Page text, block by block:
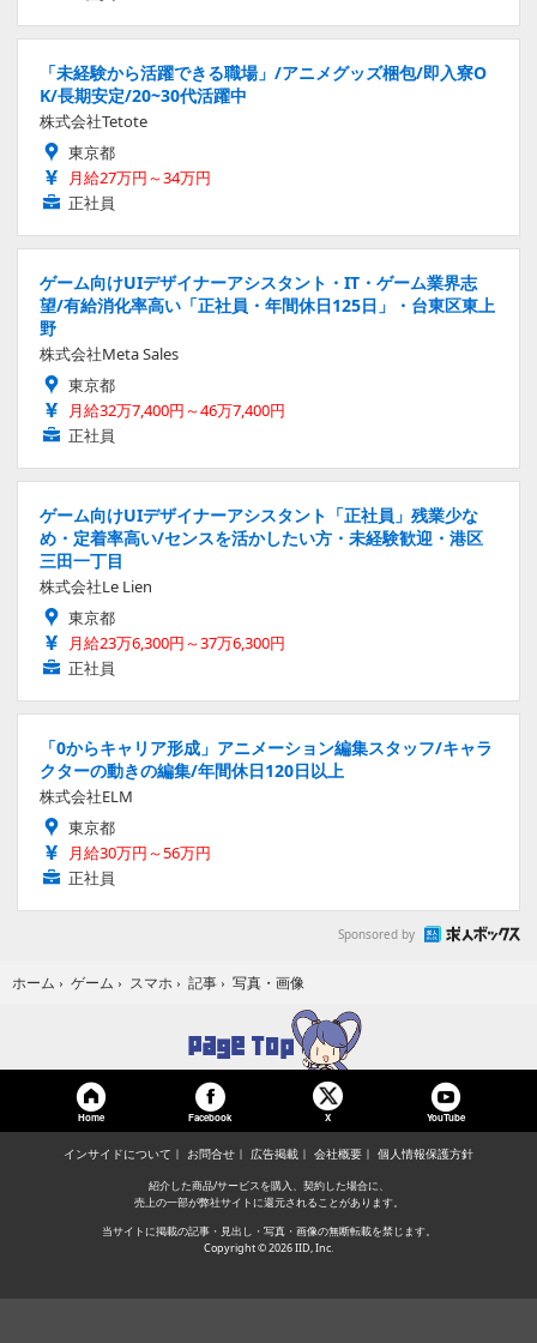
「未経験から活躍できる職場」/アニメグッズ梱包/即入寮O
K/長期安定/20~30代活躍中
株式会社Tetote
東京都
月給27万円～34万円
正社員
ゲーム向けUIデザイナーアシスタント・IT・ゲーム業界志
望/有給消化率高い「正社員・年間休日125日」・台東区東上
野
株式会社Meta Sales
東京都
月給32万7,400円～46万7,400円
正社員
ゲーム向けUIデザイナーアシスタント「正社員」残業少な
め・定着率高い/センスを活かしたい方・未経験歓迎・港区
三田一丁目
株式会社Le Lien
東京都
月給23万6,300円～37万6,300円
正社員
「0からキャリア形成」アニメーション編集スタッフ/キャラ
クターの動きの編集/年間休日120日以上
株式会社ELM
東京都
月給30万円～56万円
正社員
Sponsored by
ホーム › ゲーム › スマホ › 記事 › 写真・画像
Home Facebook X YouTube
インサイドについて お問合せ 広告掲載 会社概要 個人情報保護方針
紹介した商品/サービスを購入、契約した場合に、
売上の一部が弊社サイトに還元されることがあります。
当サイトに掲載の記事・見出し・写真・画像の無断転載を禁じます。
Copyright © 2026 IID, Inc.